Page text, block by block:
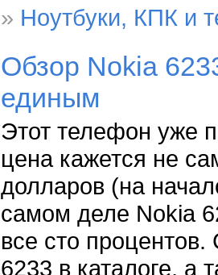
» Ноутбуки, КПК и
Обзор Nokia
единым
Этот телефон уже
цена кажется не
долларов (на
самом деле Nokia
все сто
6233 в каталоге, а